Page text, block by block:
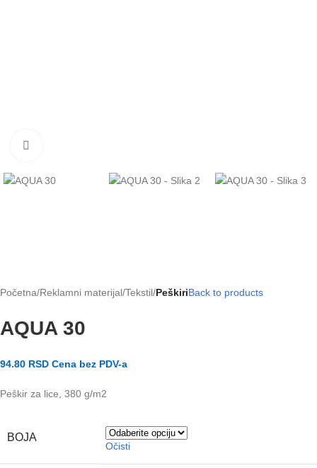
Početna Reklamni materijal Tekstil PeškiriBack to products
AQUA 30
94.80 RSD Cena bez PDV-a
Peškir za lice, 380 g/m2
BOJA
Očisti